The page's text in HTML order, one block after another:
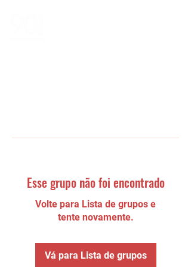
Esse grupo não foi encontrado
Volte para Lista de grupos e
tente novamente.
Vá para Lista de grupos